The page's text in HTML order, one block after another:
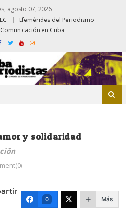
agosto 07, 2026
Efemérides del Periodismo
en Cuba
y solidaridad
0 Más